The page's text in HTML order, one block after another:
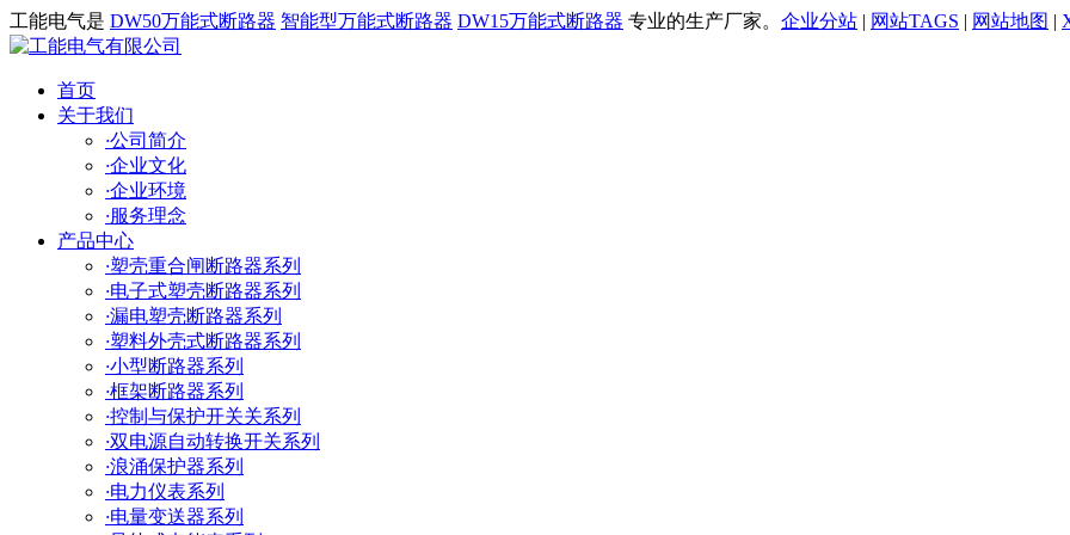
工能电气是 DW50万能式断路器 智能型万能式断路器 DW15万能式断路器 专业的生产厂家。 企业分站 | 网站TAGS | 网站地图 |
首页
关于我们
·公司简介
·企业文化
·企业环境
·服务理念
产品中心
·塑壳重合闸断路器系列
·电子式塑壳断路器系列
·漏电塑壳断路器系列
·塑料外壳式断路器系列
·小型断路器系列
·框架断路器系列
·控制与保护开关关系列
·双电源自动转换开关系列
·浪涌保护器系列
·电力仪表系列
·电量变送器系列